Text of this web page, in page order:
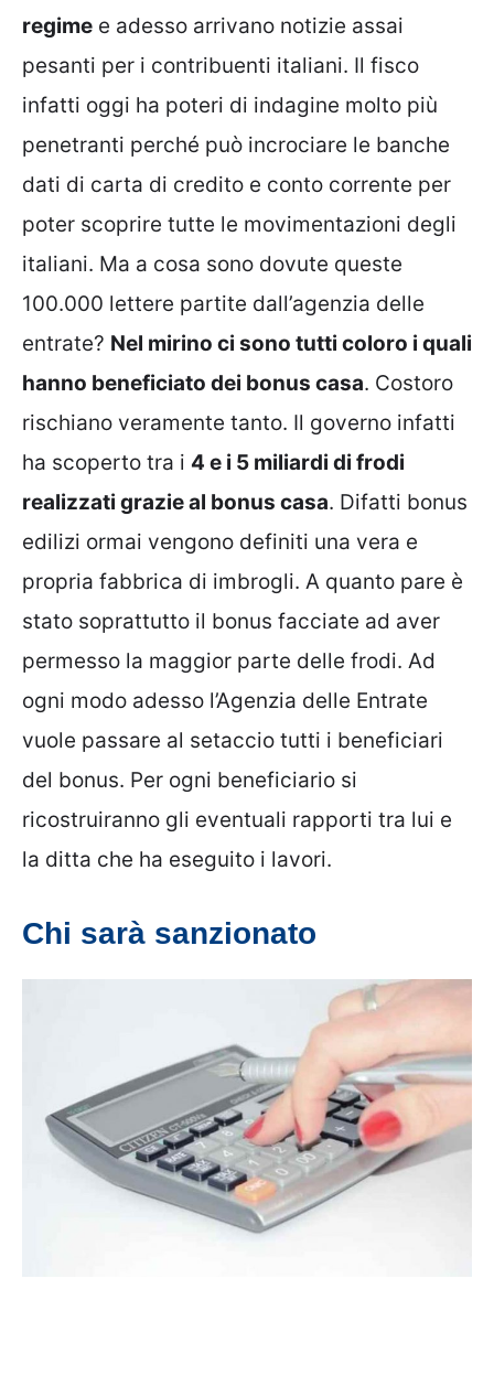
regime e adesso arrivano notizie assai
pesanti per i contribuenti italiani. Il fisco
infatti oggi ha poteri di indagine molto più
penetranti perché può incrociare le banche
dati di carta di credito e conto corrente per
poter scoprire tutte le movimentazioni degli
italiani. Ma a cosa sono dovute queste
100.000 lettere partite dall’agenzia delle
entrate? Nel mirino ci sono tutti coloro i quali
hanno beneficiato dei bonus casa. Costoro
rischiano veramente tanto. Il governo infatti
ha scoperto tra i 4 e i 5 miliardi di frodi
realizzati grazie al bonus casa. Difatti bonus
edilizi ormai vengono definiti una vera e
propria fabbrica di imbrogli. A quanto pare è
stato soprattutto il bonus facciate ad aver
permesso la maggior parte delle frodi. Ad
ogni modo adesso l’Agenzia delle Entrate
vuole passare al setaccio tutti i beneficiari
del bonus. Per ogni beneficiario si
ricostruiranno gli eventuali rapporti tra lui e
la ditta che ha eseguito i lavori.
Chi sarà sanzionato